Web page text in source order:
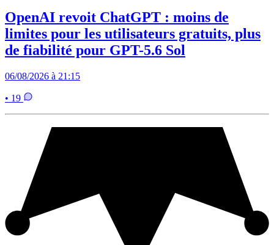
OpenAI revoit ChatGPT : moins de
limites pour les utilisateurs gratuits, plus
de fiabilité pour GPT-5.6 Sol
06/08/2026 à 21:15
• 19